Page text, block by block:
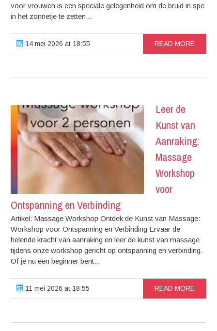
voor vrouwen is een speciale gelegenheid om de bruid in spe
in het zonnetje te zetten...
14 mei 2026 at 18:55 READ MORE
Leer de
Kunst van
Aanraking:
Massage
Workshop
voor
Ontspanning en Verbinding
Artikel: Massage Workshop Ontdek de Kunst van Massage:
Workshop voor Ontspanning en Verbinding Ervaar de
helende kracht van aanraking en leer de kunst van massage
tijdens onze workshop gericht op ontspanning en verbinding.
Of je nu een beginner bent...
11 mei 2026 at 18:55 READ MORE